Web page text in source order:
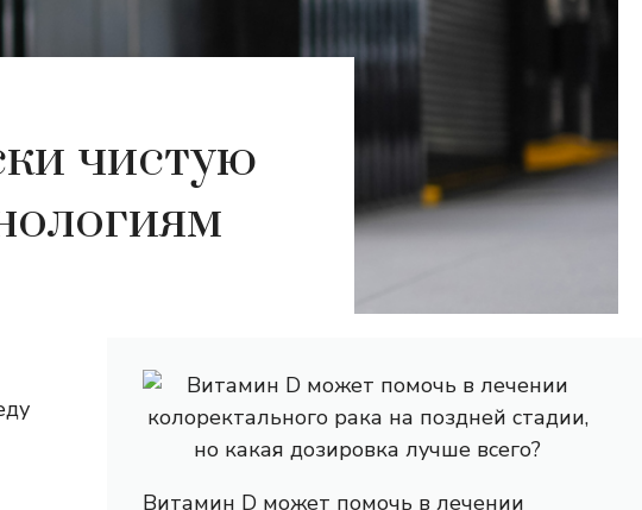
чистую
Витамин D может помочь в лечении